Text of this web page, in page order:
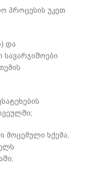
პროცესის უკეთ
და
მოცემული სქემა,